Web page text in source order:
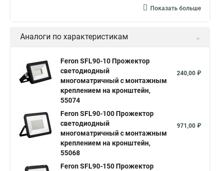
Показать больше
Аналоги по характеристикам
Feron SFL90-10 Прожектор
светодиодный
многоматричный с монтажным
креплением на кронштейн,
55074
240,00 ₽
Feron SFL90-100 Прожектор
светодиодный
многоматричный с монтажным
креплением на кронштейн,
55068
971,00 ₽
Feron SFL90-150 Прожектор